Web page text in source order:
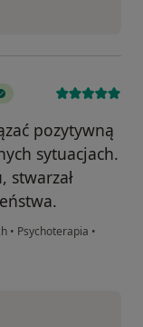
pozytywną
sytuacjach.
stwarzał
• Psychoterapia •